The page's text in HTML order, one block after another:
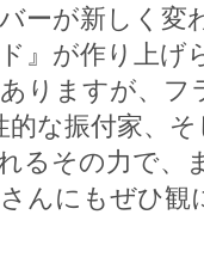
ーが新しく変
』が作り上げ
りますが、
的な振付家、
るその力で、
んにもぜひ